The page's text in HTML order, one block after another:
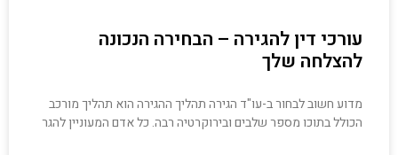
עורכי דין להגירה – הבחירה הנכונה
להצלחה שלך
מדוע חשוב לבחור ב-עו"ד הגירה תהליך ההגירה הוא תהליך מורכב
הכולל בתוכו מספר שלבים ובירוקרטיה רבה. כל אדם המעוניין להגר